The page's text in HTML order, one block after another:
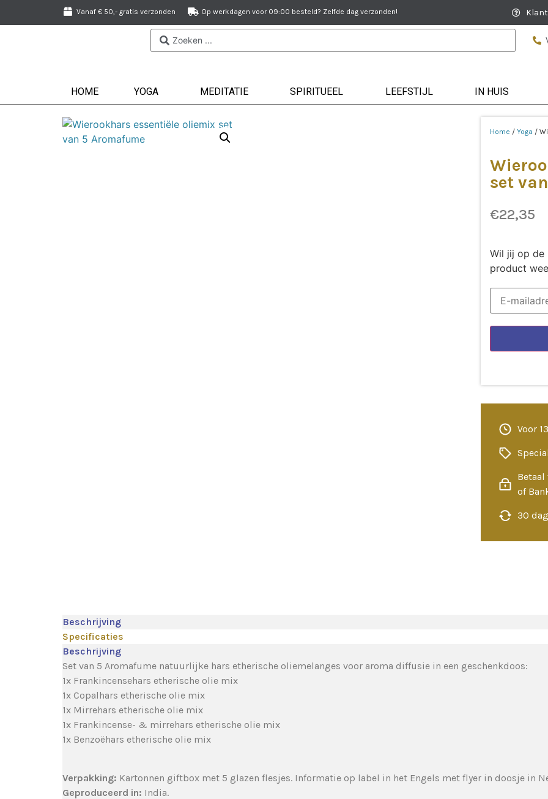
Vanaf € 50,- gratis verzonden Op werkdagen voor 09:00 besteld? Zelfde dag verzonden!
HOME YOGA MEDITATIE SPIRITUEEL LEEFSTIJL IN HUIS
Home / Yoga /
set
€22,35
Wil jij op de
product
Voor
Betaal
of
30
Beschrijving
Specificaties
Beschrijving
Set van 5 Aromafume natuurlijke hars etherische oliemelanges voor aroma diffusie in een geschenkdoos:
1x Frankincensehars etherische olie mix
1x Copalhars etherische olie mix
1x Mirrehars etherische olie mix
1x Frankincense- & mirrehars etherische olie mix
1x Benzoëhars etherische olie mix
Verpakking: Kartonnen giftbox met 5 glazen flesjes. Informatie op label in het Engels met flyer in doosje in
Geproduceerd in: India.